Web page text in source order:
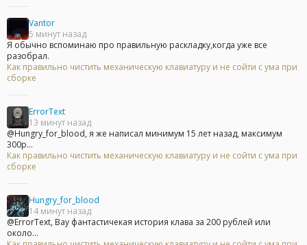
Vantor
5 минут назад
Я обычно вспоминаю про правильную раскладку,когда уже все
разобрал.
Как правильно чистить механическую клавиатуру и не сойти с ума при
сборке
ErrorText
13 минут назад
@Hungry_for_blood, я же написал минимум 15 лет назад, максимум
300р...
Как правильно чистить механическую клавиатуру и не сойти с ума при
сборке
Hungry_for_blood
14 минут назад
@ErrorText, Вау фантастичекая история клава за 200 рублей или
около...